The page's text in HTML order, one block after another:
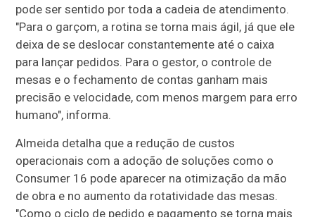
pode ser sentido por toda a cadeia de atendimento.
"Para o garçom, a rotina se torna mais ágil, já que ele
deixa de se deslocar constantemente até o caixa
para lançar pedidos. Para o gestor, o controle de
mesas e o fechamento de contas ganham mais
precisão e velocidade, com menos margem para erro
humano", informa.
Almeida detalha que a redução de custos
operacionais com a adoção de soluções como o
Consumer 16 pode aparecer na otimização da mão
de obra e no aumento da rotatividade das mesas.
"Como o ciclo de pedido e pagamento se torna mais